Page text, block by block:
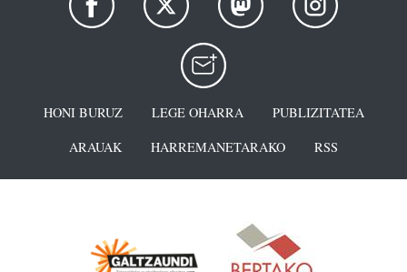
HONI BURUZ LEGE OHARRA
PUBLIZITATEA
ARAUAK
HARREMANETARAKO RSS